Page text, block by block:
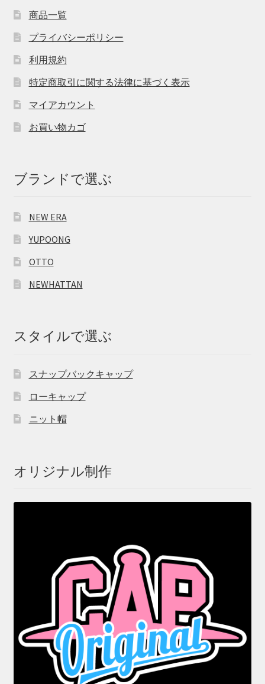
商品一覧
プライバシーポリシー
利用規約
特定商取引に関する法律に基づく表示
マイアカウント
お買い物カゴ
ブランドで選ぶ
NEW ERA
YUPOONG
OTTO
NEWHATTAN
スタイルで選ぶ
スナップバックキャップ
ローキャップ
ニット帽
オリジナル制作